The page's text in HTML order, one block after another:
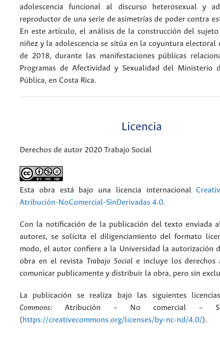
adolescencia funcional al discurso heterosexual y
reproductor de una serie de asimetrías de poder contra
En este artículo, el análisis de la construcción del
niñez y la adolescencia se sitúa en la coyuntura electoral
de 2018, durante las manifestaciones públicas
Programas de Afectividad y Sexualidad del Ministerio
Pública, en Costa Rica.
Licencia
Derechos de autor 2020 Trabajo Social
Esta obra está bajo una licencia internacional
Atribución-NoComercial-SinDerivadas 4.0.
Con la notificación de la publicación del texto enviada
autores, se solicita el diligenciamiento del formato
modo, el autor confiere a la Universidad la autorización
obra en el revistaTrabajo Social e incluye los derechos
comunicar publicamente y distribuir la obra, pero sin
La publicación se realiza bajo las siguientes
Commons: Atribución – No comercial –
(https://creativecommons.org/licenses/by-nc-nd/4.0/).